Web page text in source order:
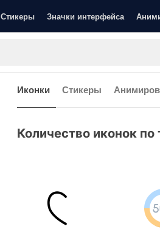
Стикеры Значки интерфейса
Иконки Стикеры
Количество иконок по